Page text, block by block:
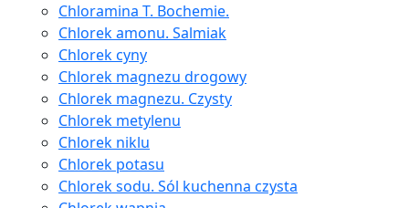
Chloramina T. Bochemie.
Chlorek amonu. Salmiak
Chlorek cyny
Chlorek magnezu drogowy
Chlorek magnezu. Czysty
Chlorek metylenu
Chlorek niklu
Chlorek potasu
Chlorek sodu. Sól kuchenna czysta